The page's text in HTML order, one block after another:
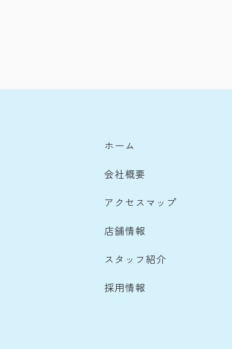
ホーム
会社概要
アクセスマップ
店舗情報
スタッフ紹介
採用情報